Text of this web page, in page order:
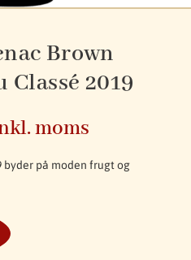
Brown
Classé 2019
moms
byder på moden frugt og